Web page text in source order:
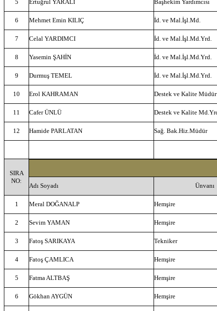
5 Ertuğrul YARALI Başhekim Yardımcısı
6 Mehmet Emin KILIÇ İd. ve Mal.İşl.Md.
7 Celal YARDIMCI İd. ve Mal.İşl.Md.Yrd.
8 Yasemin ŞAHİN İd. ve Mal.İşl.Md.Yrd.
9 Durmuş TEMEL İd. ve Mal.İşl.Md.Yrd.
10 Erol KAHRAMAN Destek ve Kalite
11 Cafer ÜNLÜ Destek ve Kalite
12 Hamide PARLATAN Sağ. Bak.Hiz.Müdür
SIRA
NO:
Adı Soyadı Ünvanı
1 Meral DOĞANALP Hemşire
2 Sevim YAMAN Hemşire
3 Fatoş SARIKAYA Tekniker
4 Fatoş ÇAMLICA Hemşire
5 Fatma ALTBAŞ Hemşire
6 Gökhan AYGÜN Hemşire